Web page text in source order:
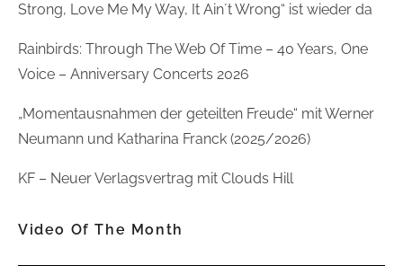
Strong, Love Me My Way, It Ain´t Wrong“ ist wieder da
Rainbirds: Through The Web Of Time – 40 Years, One
Voice – Anniversary Concerts 2026
„Momentausnahmen der geteilten Freude“ mit Werner
Neumann und Katharina Franck (2025/2026)
KF – Neuer Verlagsvertrag mit Clouds Hill
Video Of The Month